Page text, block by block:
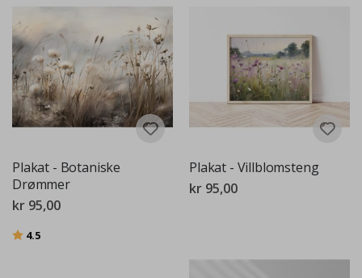
Plakat - Botaniske
Drømmer
kr 95,00
Karakter:
4.5
Plakat - Villblomsteng
kr 95,00